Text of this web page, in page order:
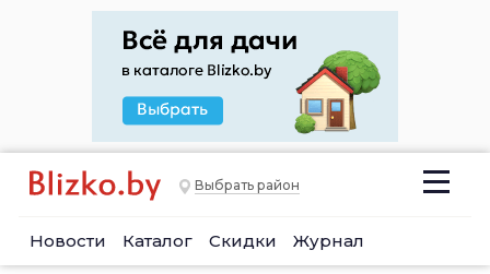
Выбрать район
Новости Каталог Скидки Журнал